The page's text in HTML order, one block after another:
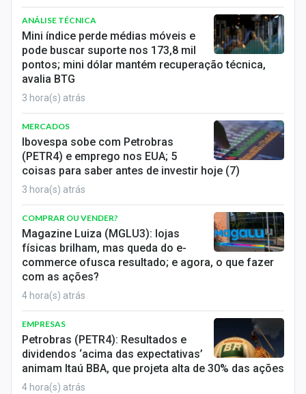
ANÁLISE TÉCNICA
Mini índice perde médias móveis e
pode buscar suporte nos 173,8 mil
pontos; mini dólar mantém recuperação técnica,
avalia BTG
3 hora(s) atrás
MERCADOS
Ibovespa sobe com Petrobras
(PETR4) e emprego nos EUA; 5
coisas para saber antes de investir hoje (7)
3 hora(s) atrás
COMPRAR OU VENDER?
Magazine Luiza (MGLU3): lojas
físicas brilham, mas queda do e-
commerce ofusca resultado; e agora, o que fazer
com as ações?
4 hora(s) atrás
EMPRESAS
Petrobras (PETR4): Resultados e
dividendos ‘acima das expectativas’
animam Itaú BBA, que projeta alta de 30% das ações
4 hora(s) atrás